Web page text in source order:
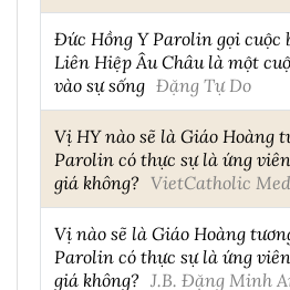
Đức Hồng Y Parolin gọi cuộc
Liên Hiệp Âu Châu là một
vào sự sống Đặng Tự Do
Vị HY nào sẽ là Giáo Hoàng
Parolin có thực sự là ứng
giá không? VietCatholic
Vị nào sẽ là Giáo Hoàng
Parolin có thực sự là ứng
giá không? J.B. Đặng Minh